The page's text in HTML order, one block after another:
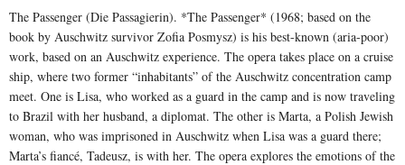
The Passenger (Die Passagierin). *The Passenger* (1968; based on the
book by Auschwitz survivor Zofia Posmysz) is his best-known (aria-poor)
work, based on an Auschwitz experience. The opera takes place on a cruise
ship, where two former “inhabitants” of the Auschwitz concentration camp
meet. One is Lisa, who worked as a guard in the camp and is now traveling
to Brazil with her husband, a diplomat. The other is Marta, a Polish Jewish
woman, who was imprisoned in Auschwitz when Lisa was a guard there;
Marta’s fiancé, Tadeusz, is with her. The opera explores the emotions of the